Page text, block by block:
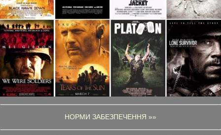
НОРМИ ЗАБЕЗПЕЧЕННЯ »»